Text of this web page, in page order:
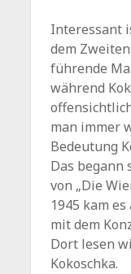
Interessant
dem
führende
während
man immer
Bedeutung
Das begann
von „Die
1945 kam
mit dem
Dort lesen
Kokoschka.